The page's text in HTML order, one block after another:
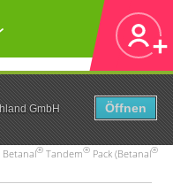
GmbH
Öffnen
Betanal® Tandem® Pack (Betanal®